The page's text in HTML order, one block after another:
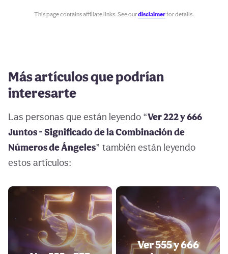
This page contains affiliate links. See ourdisclaimerfor details.
Más artículos que podrían
interesarte
Las personas que están leyendo “Ver 222 y 666
Juntos - Significado de la Combinación de
Números de Ángeles” también están leyendo
estos artículos:
Ver 555 y 666